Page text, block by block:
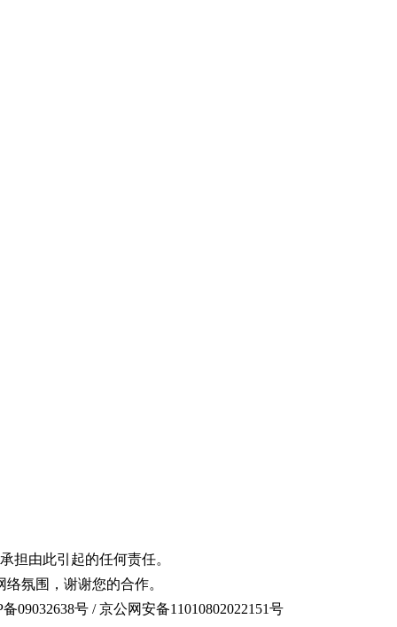
担由此引起的任何责任。
氛围，谢谢您的合作。
09032638号 / 京公网安备11010802022151号